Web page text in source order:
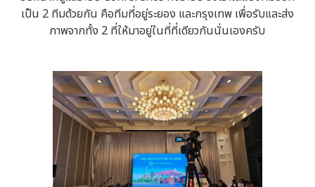
เป็น 2 ทีมด้วยกัน คือทีมที่อยู่ระยอง และกรุงเทพ เพื่อรับและส่ง
ภาพจากทั้ง 2 ที่ให้มาอยู่ในที่ที่เดียวกันนั่นเองครับ